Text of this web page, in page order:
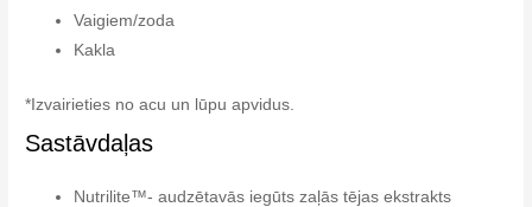
Vaigiem/zoda
Kakla
*Izvairieties no acu un lūpu apvidus.
Sastāvdaļas
Nutrilite™- audzētavās iegūts zaļās tējas ekstrakts